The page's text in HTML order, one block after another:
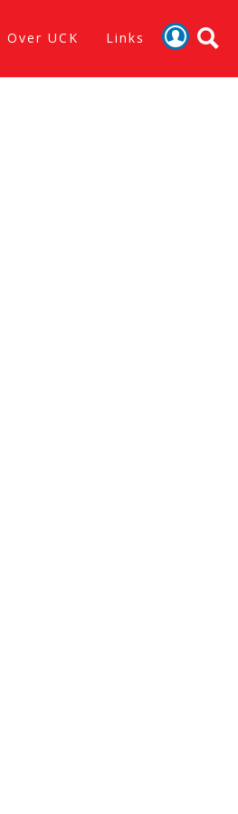
Over UCK Links